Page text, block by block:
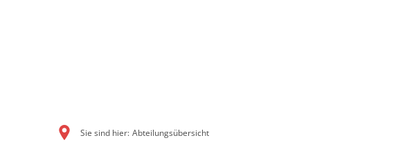
Sie sind hier: Abteilungsübersicht